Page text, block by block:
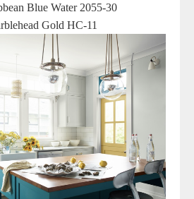
Blue Water 2055-30
Gold HC-11